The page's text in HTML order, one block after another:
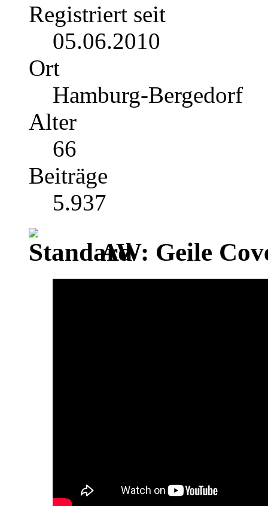
Registriert seit
05.06.2010
Ort
Hamburg-Bergedorf
Alter
66
Beiträge
5.937
AW: Geile